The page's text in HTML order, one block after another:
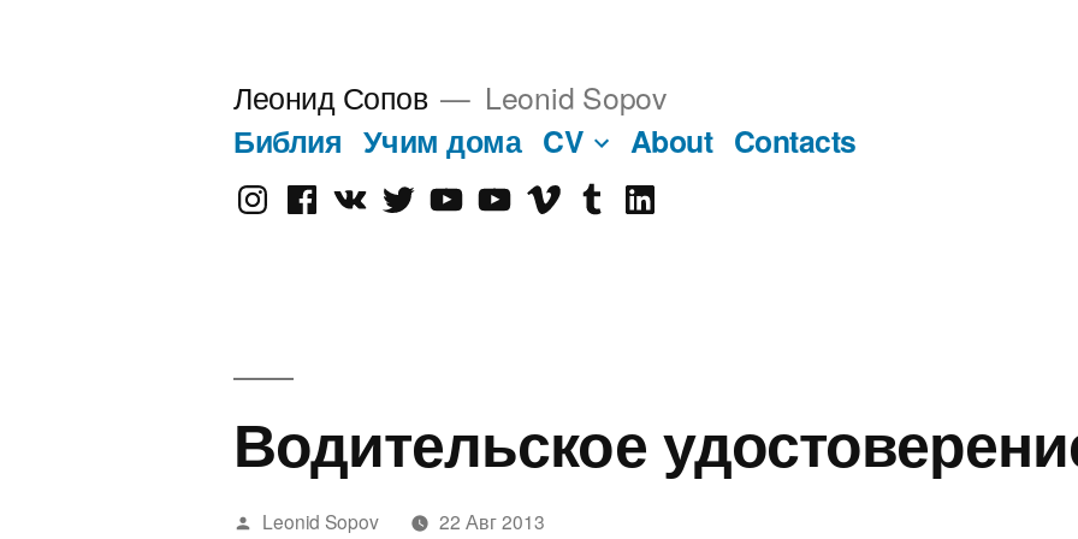
Леонид Сопов Leonid Sopov
Библия Учим дома CV About Contacts
InstagramFacebook
VK TwitterYoutube
Old Vimeotumblrlinkedin
Водительское
Написано
Leonid Sopov 22 Авг 2013